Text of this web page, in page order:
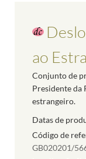
ao
Conjunto de
Presidente da
estrangeiro.
Datas de
Código de
GB020201/